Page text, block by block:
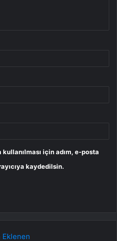
için adım, e-posta
kaydedilsin.
Eklenen